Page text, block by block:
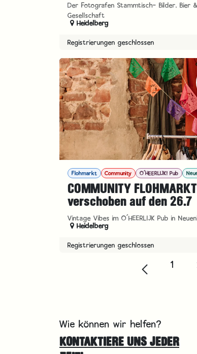
Der Fotografen Stammtisch- Bilder, Bier
Gesellschaft
Heidelberg
Registrierungen geschlossen
Flohmarkt Community O´HEERLIJK! Pub
COMMUNITY
verschoben auf den 26.7
Vintage Vibes im O´HEERLIJK Pub in
Heidelberg
Registrierungen geschlossen
1
Wie können wir helfen?
KONTAKTIERE UNS JEDER